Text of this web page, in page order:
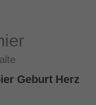
Geburt Herz